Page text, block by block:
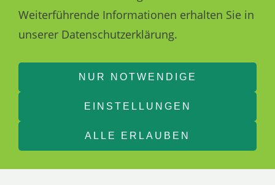
Weiterführende Informationen erhalten Sie in
unserer Datenschutzerklärung.
NUR NOTWENDIGE
EINSTELLUNGEN
ALLE ERLAUBEN